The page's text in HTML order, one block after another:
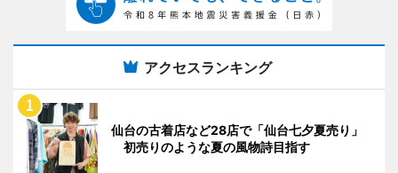
アクセスランキング
仙台の古着店など28店で「仙台七夕夏売り」
初売りのような夏の風物詩目指す